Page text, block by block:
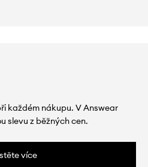
každém nákupu. V Answear
slevu z běžných cen.
více